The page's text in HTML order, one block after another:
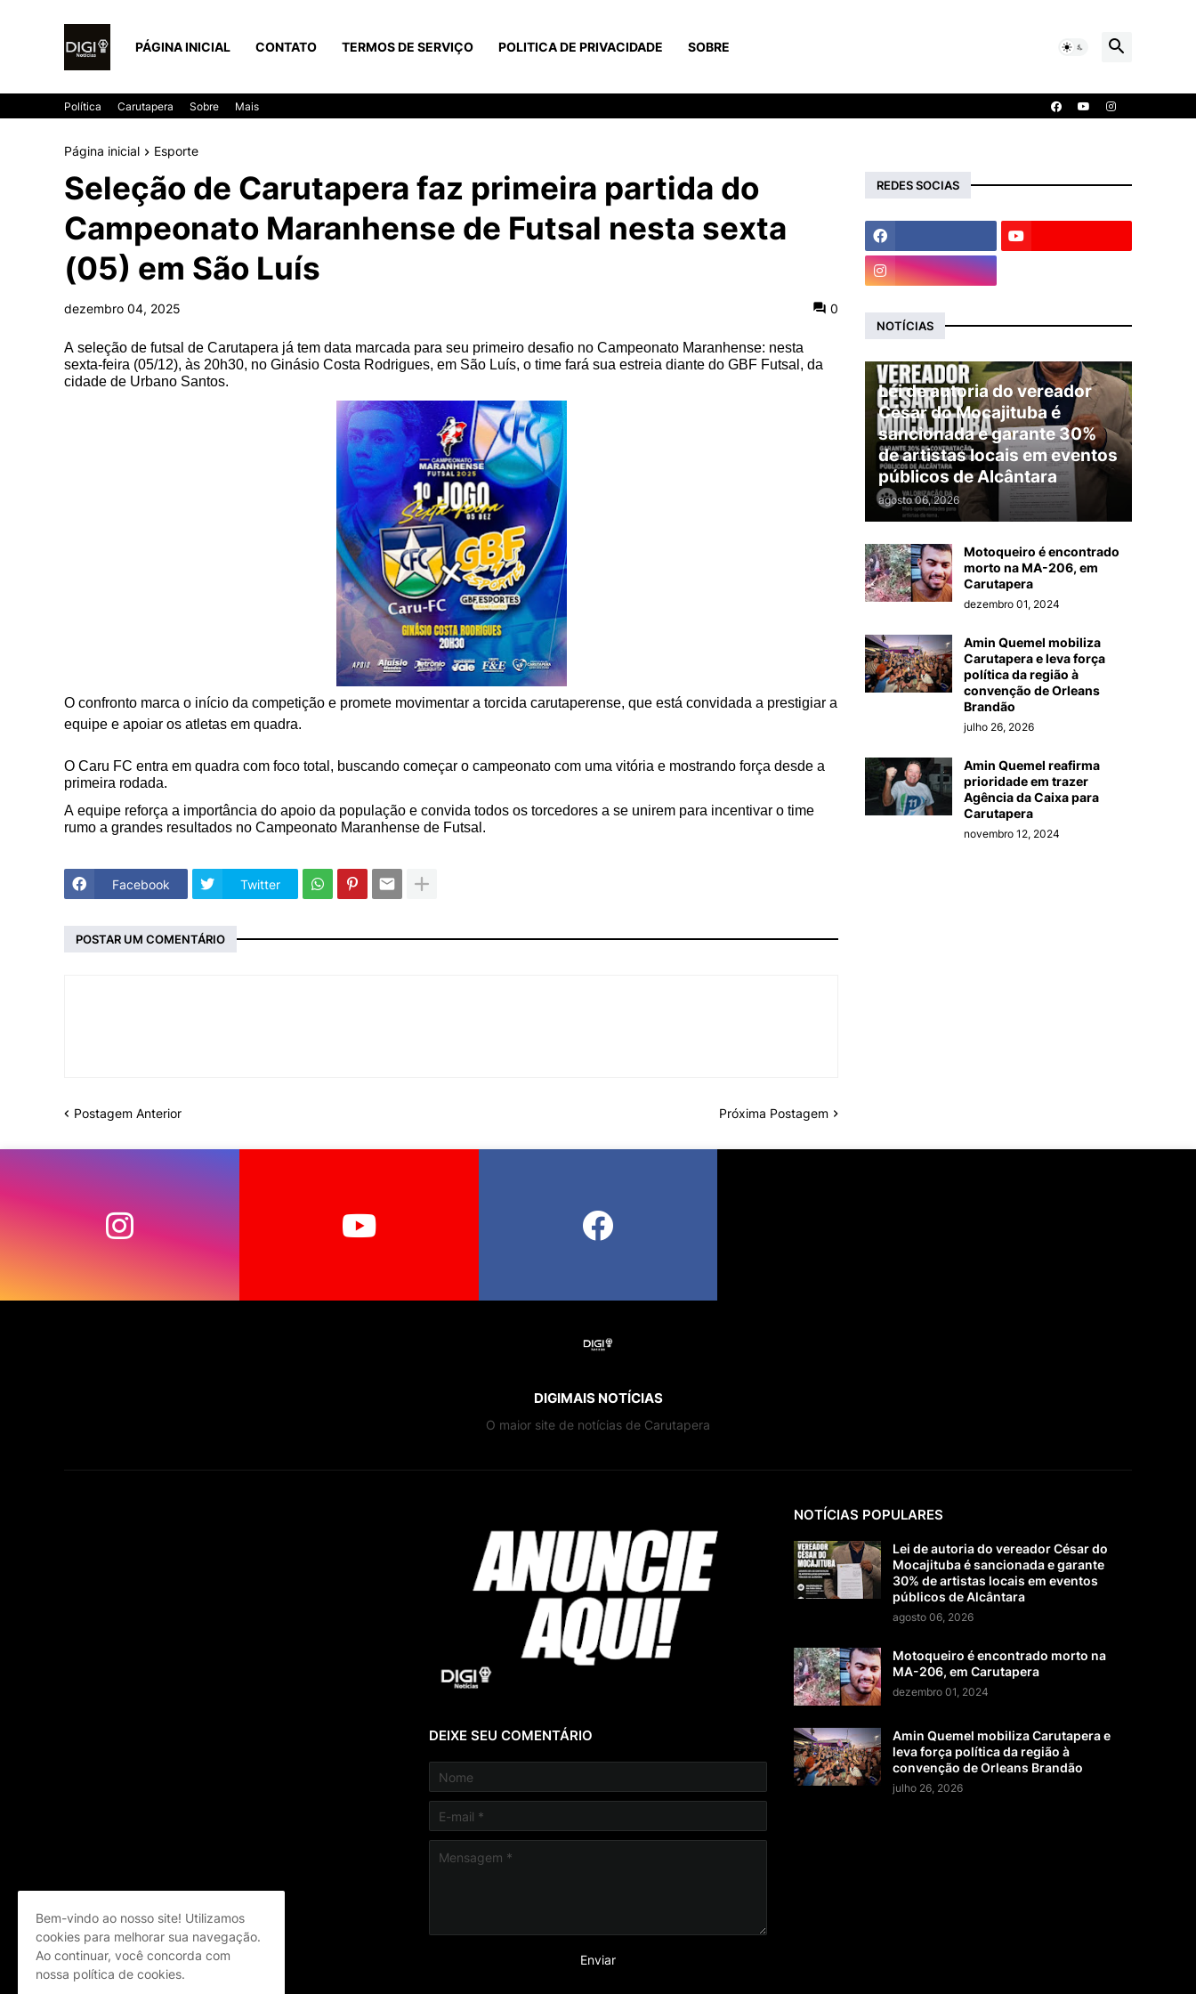
PÁGINA INICIAL CONTATO TERMOS DE SERVIÇO POLITICA DE PRIVACIDADE SOBRE
Política Carutapera Sobre Mais
Página inicial Esporte
Seleção de Carutapera faz primeira partida do
Campeonato Maranhense de Futsal nesta sexta
(05) em São Luís
dezembro 04, 2025 0
A seleção de futsal de Carutapera já tem data marcada para seu primeiro desafio no Campeonato Maranhense: nesta
sexta-feira (05/12), às 20h30, no Ginásio Costa Rodrigues, em São Luís, o time fará sua estreia diante do GBF Futsal, da
cidade de Urbano Santos.
O confronto marca o início da competição e promete movimentar a torcida carutaperense, que está convidada a prestigiar a
equipe e apoiar os atletas em quadra.
O Caru FC entra em quadra com foco total, buscando começar o campeonato com uma vitória e mostrando força desde a
primeira rodada.
A equipe reforça a importância do apoio da população e convida todos os torcedores a se unirem para incentivar o time
rumo a grandes resultados no Campeonato Maranhense de Futsal.
Facebook Twitter
POSTAR UM COMENTÁRIO
Postagem Anterior Próxima Postagem
REDES SOCIAS
NOTÍCIAS
Lei de autoria do vereador
César do Mocajituba é
sancionada e garante 30%
de artistas locais em eventos
públicos de Alcântara
agosto 06, 2026
Motoqueiro é encontrado
morto na MA-206, em
Carutapera
dezembro 01, 2024
Amin Quemel mobiliza
Carutapera e leva força
política da região à
convenção de Orleans
Brandão
julho 26, 2026
Amin Quemel reafirma
prioridade em trazer
Agência da Caixa para
Carutapera
novembro 12, 2024
DIGIMAIS NOTÍCIAS
O maior site de notícias de Carutapera
DEIXE SEU COMENTÁRIO
NOTÍCIAS POPULARES
Lei de autoria do vereador César do
Mocajituba é sancionada e garante
30% de artistas locais em eventos
públicos de Alcântara
agosto 06, 2026
Motoqueiro é encontrado morto na
MA-206, em Carutapera
dezembro 01, 2024
Amin Quemel mobiliza Carutapera e
leva força política da região à
convenção de Orleans Brandão
julho 26, 2026
Bem-vindo ao nosso site! Utilizamos
cookies para melhorar sua navegação.
Ao continuar, você concorda com
nossa política de cookies.